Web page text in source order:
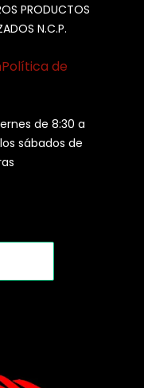
PRODUCTOS
N.C.P.
Política de
de 8:30 a
sábados de